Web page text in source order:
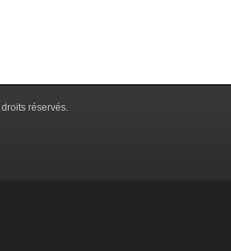
réservés.